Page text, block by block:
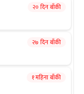
२० दिन बाँकी
२७ दिन बाँकी
१ महिना बाँकी